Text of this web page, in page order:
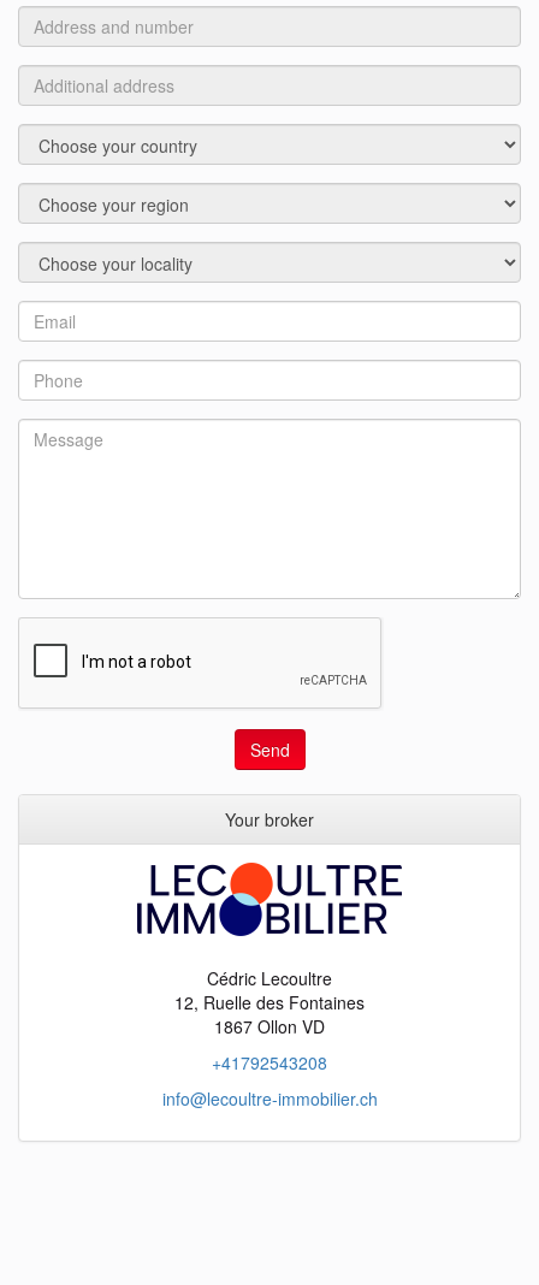
Address
and
number
Additional
address
Country
Region
Locality
Send
Your broker
Cédric Lecoultre
12, Ruelle des Fontaines
1867 Ollon VD
+41792543208
info@lecoultre-immobilier.ch